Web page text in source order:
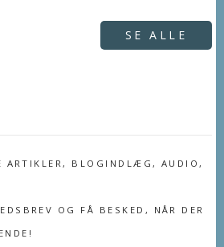
SE ALLE
ARTIKLER, BLOGINDLÆG, AUDIO,
OG FÅ BESKED, NÅR DER